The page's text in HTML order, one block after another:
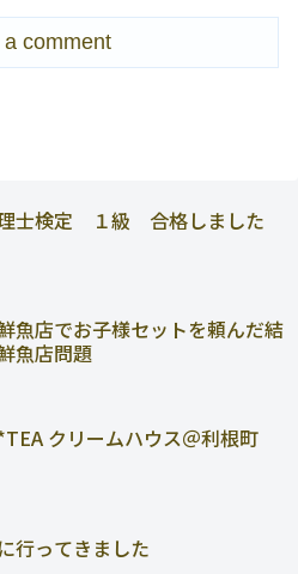
comment
士検定 １級 合格しました
魚店でお子様セットを頼んだ結
魚店問題
クリームハウス＠利根町
行ってきました